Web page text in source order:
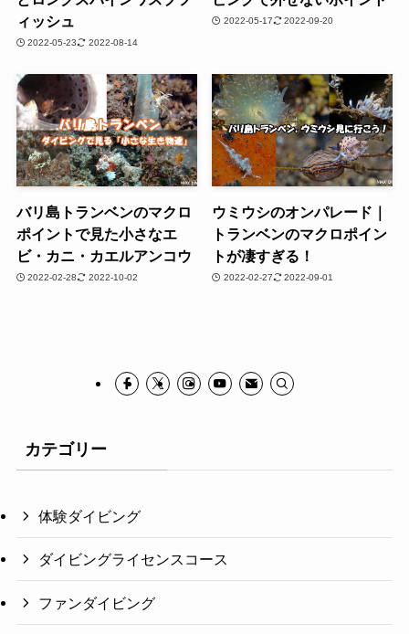
ィッシュ
2022-05-23 2022-08-14
2022-05-17 2022-09-20
バリ島トランベンのマクロ
ポイントで見た小さなエ
ビ・カニ・カエルアンコウ
2022-02-28 2022-10-02
ウミウシのオンパレード｜
トランベンのマクロポイン
トが凄すぎる！
2022-02-27 2022-09-01
カテゴリー
体験ダイビング
ダイビングライセンスコース
ファンダイビング